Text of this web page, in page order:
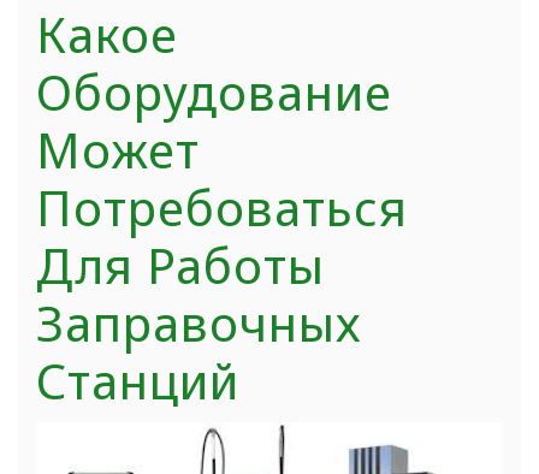
Какое
Оборудование
Может
Потребоваться
Для Работы
Заправочных
Станций